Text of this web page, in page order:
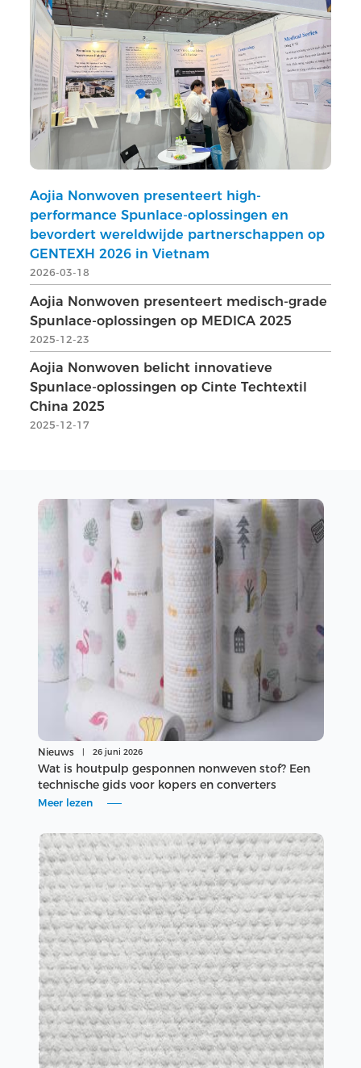
Aojia Nonwoven presenteert high-
performance Spunlace-oplossingen en
bevordert wereldwijde partnerschappen op
GENTEXH 2026 in Vietnam
2026-03-18
Aojia Nonwoven presenteert medisch-grade
Spunlace-oplossingen op MEDICA 2025
2025-12-23
Aojia Nonwoven belicht innovatieve
Spunlace-oplossingen op Cinte Techtextil
China 2025
2025-12-17
Nieuws | 26 juni 2026
Wat is houtpulp gesponnen nonweven stof? Een
technische gids voor kopers en converters
Meer lezen